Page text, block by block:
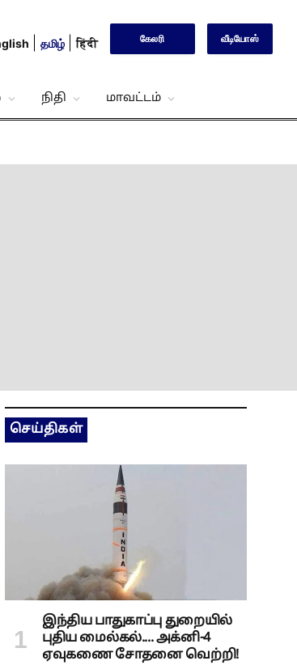
தமிழ் हिंदी கேலரி வீடியோஸ்
நிதி மாவட்டம்
செய்திகள்
இந்திய பாதுகாப்பு துறையில்
புதிய மைல்கல்.... அக்னி-4
ஏவுகணை சோதனை வெற்றி!